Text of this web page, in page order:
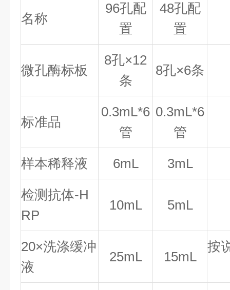
名称
96孔配
置
48孔配
置
微孔酶标板
8孔×12
条
8孔×6条
标准品
0.3mL*6
管
0.3mL*6
管
样本稀释液 6mL 3mL
检测抗体-H
RP
10mL 5mL
20×洗涤缓冲
液
25mL 15mL
按